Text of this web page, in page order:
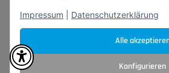
Alle
Konfigurieren
Impressum Datenschutzerklärung